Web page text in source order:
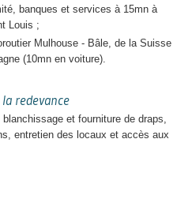
banques et services à 15mn à
Louis ;
Mulhouse - Bâle, de la Suisse
(10mn en voiture).
redevance
et fourniture de draps,
entretien des locaux et accès aux